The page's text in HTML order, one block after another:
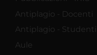
Antiplagio - Docenti
Antiplagio - Studenti
Aule